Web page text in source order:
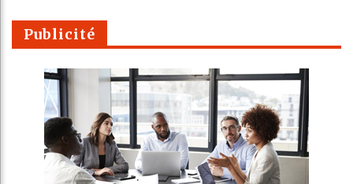
Publicité